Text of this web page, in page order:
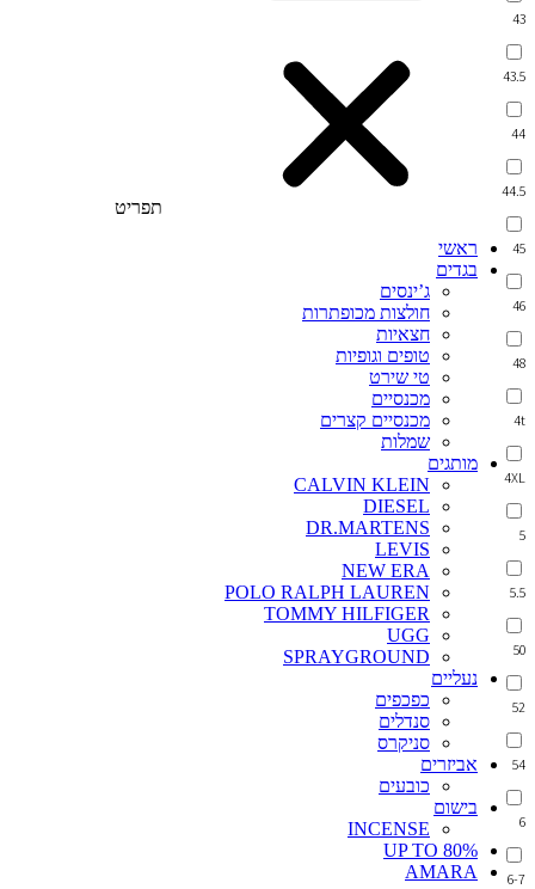
43
43.5
44
44.5
45
46
48
4t
4XL
5
5.5
50
52
54
6
6-7
תפריט
ראשי
בגדים
ג’ינסים
חולצות מכופתרות
חצאיות
טופים וגופיות
טי שירט
מכנסיים
מכנסיים קצרים
שמלות
מותגים
CALVIN KLEIN
DIESEL
DR.MARTENS
LEVIS
NEW ERA
POLO RALPH LAUREN
TOMMY HILFIGER
UGG
SPRAYGROUND
נעליים
כפכפים
סנדלים
סניקרס
אביזרים
כובעים
בישום
INCENSE
UP TO 80%
AMARA